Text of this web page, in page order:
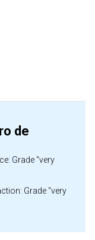
de
Grade "very
Grade "very